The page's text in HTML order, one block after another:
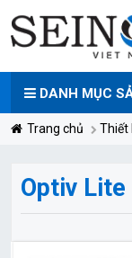
DANH MỤC
Trang chủ Thiết
Optiv Lite